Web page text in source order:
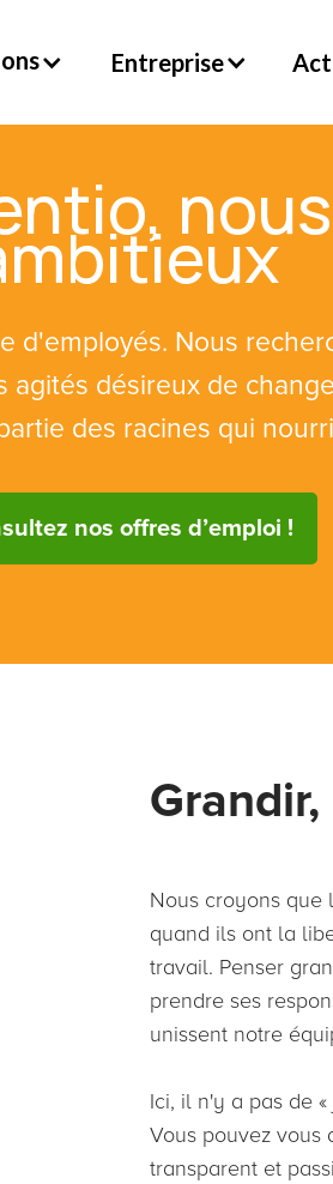
Entreprise
d'employés. Nous
désireux de
des racines qui
nos offres d’emploi !
Nous croyons que
quand ils ont la
travail. Penser
prendre ses
unissent notre
Ici, il n'y a pas de
Vous pouvez vous
transparent et